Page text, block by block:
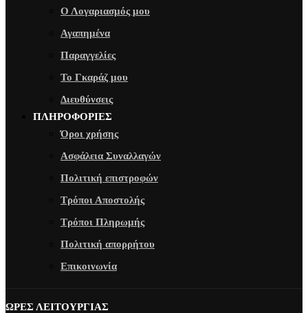
Ο Λογαριασμός μου
Αγαπημένα
Παραγγελίες
Το Γκαράζ μου
Διευθύνσεις
ΠΛΗΡΟΦΟΡΙΕΣ
Όροι χρήσης
Ασφάλεια Συναλλαγών
Πολιτική επιστροφών
Τρόποι Αποστολής
Τρόποι Πληρωμής
Πολιτική απορρήτου
Επικοινωνία
ΩΡΕΣ ΛΕΙΤΟΥΡΓΙΑΣ